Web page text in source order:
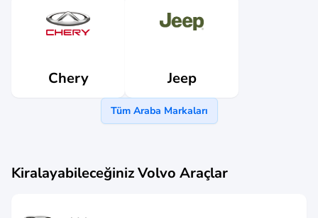
Chery Jeep
Tüm Araba Markaları
KiralayabileceğinizVolvo Araçlar